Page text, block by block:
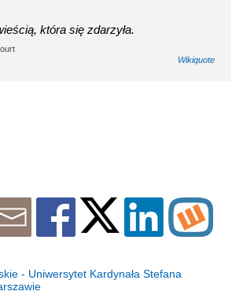
która się zdarzyła.
Wikiquote
- Uniwersytet Kardynała Stefana